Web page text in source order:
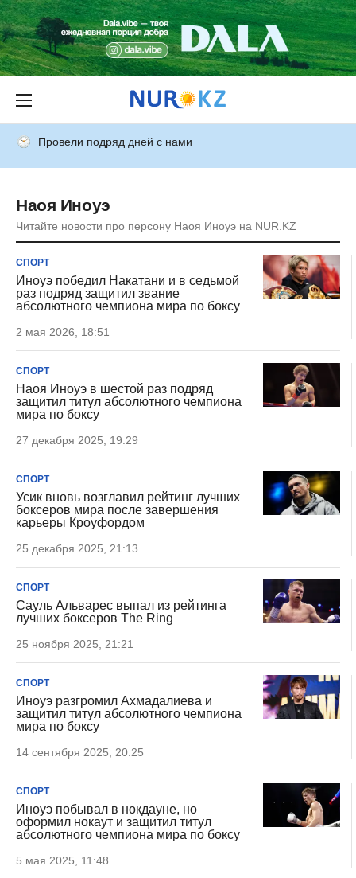
Провели подряд дней с нами
Наоя Иноуэ
Читайте новости про персону Наоя Иноуэ на NUR.KZ
СПОРТ
Иноуэ победил Накатани и в седьмой
раз подряд защитил звание
абсолютного чемпиона мира по боксу
2 мая 2026, 18:51
СПОРТ
Наоя Иноуэ в шестой раз подряд
защитил титул абсолютного чемпиона
мира по боксу
27 декабря 2025, 19:29
СПОРТ
Усик вновь возглавил рейтинг лучших
боксеров мира после завершения
карьеры Кроуфордом
25 декабря 2025, 21:13
СПОРТ
Сауль Альварес выпал из рейтинга
лучших боксеров The Ring
25 ноября 2025, 21:21
СПОРТ
Иноуэ разгромил Ахмадалиева и
защитил титул абсолютного чемпиона
мира по боксу
14 сентября 2025, 20:25
СПОРТ
Иноуэ побывал в нокдауне, но
оформил нокаут и защитил титул
абсолютного чемпиона мира по боксу
5 мая 2025, 11:48